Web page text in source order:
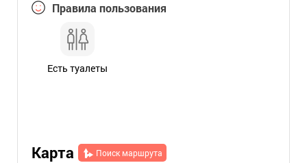
Правила пользования
Есть туалеты
Карта Поиск маршрута